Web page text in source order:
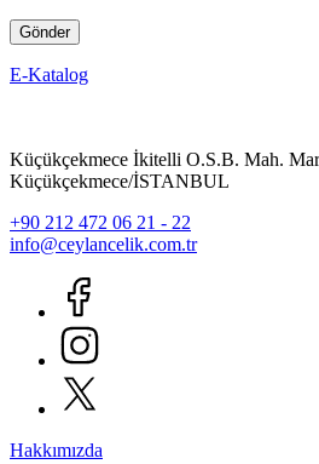
E-Katalog
Küçükçekmece İkitelli O.S.B. Mah.
Küçükçekmece/İSTANBUL
+90 212 472 06 21 - 22
info@ceylancelik.com.tr
Hakkımızda